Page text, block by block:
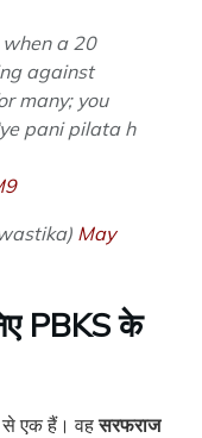
a 20
against
many; you
pani pilata h
May
PBKS के
से एक हैं। वहसरफराज